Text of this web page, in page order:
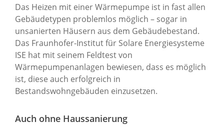
Das Heizen mit einer Wärmepumpe ist in fast allen
Gebäudetypen problemlos möglich – sogar in
unsanierten Häusern aus dem Gebäudebestand.
Das Fraunhofer-Institut für Solare Energiesysteme
ISE hat mit seinem Feldtest von
Wärmepumpenanlagen bewiesen, dass es möglich
ist, diese auch erfolgreich in
Bestandswohngebäuden einzusetzen.
Auch ohne Haussanierung